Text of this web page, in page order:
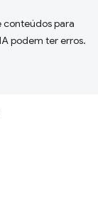
conteúdos para
podem ter erros.